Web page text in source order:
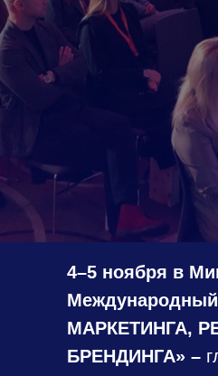
4–5 ноября в
МАРКЕТИНГА,
БРЕНДИНГА» –